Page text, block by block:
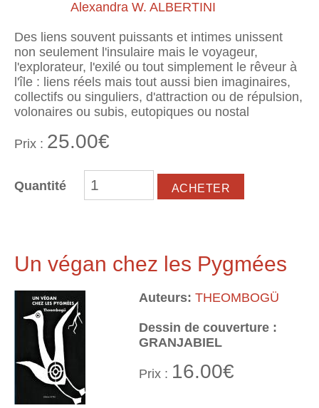
Alexandra W. ALBERTINI
Des liens souvent puissants et intimes unissent
non seulement l'insulaire mais le voyageur,
l'explorateur, l'exilé ou tout simplement le rêveur à
l'île : liens réels mais tout aussi bien imaginaires,
collectifs ou singuliers, d'attraction ou de répulsion,
volonaires ou subis, eutopiques ou nostal
Prix : 25.00€
Quantité
Un végan chez les Pygmées
Auteurs: THEOMBOGÜ
Dessin de couverture :
GRANJABIEL
Prix : 16.00€